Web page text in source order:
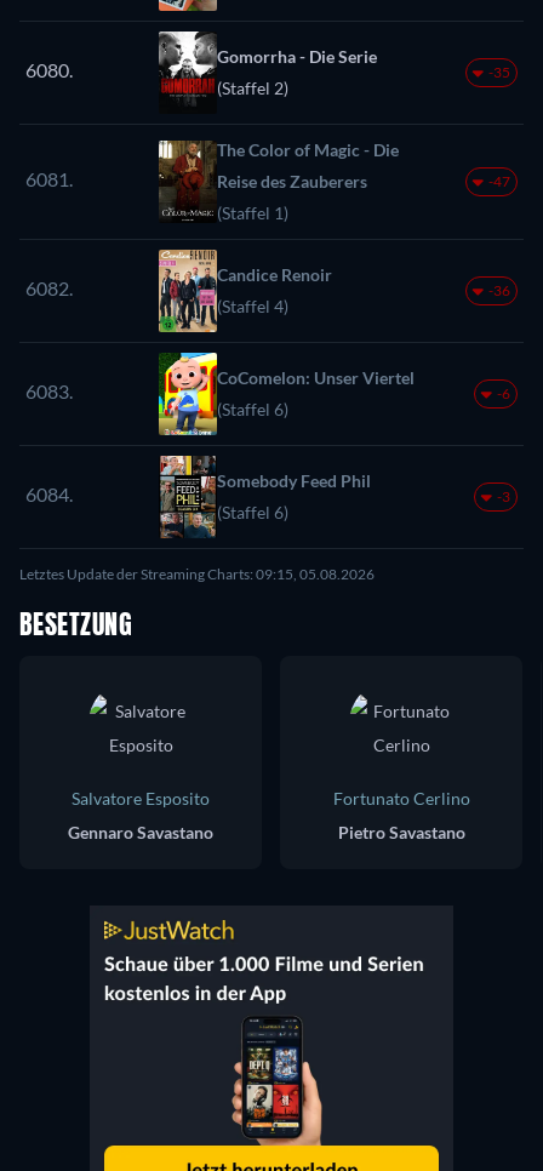
6080.
Gomorrha - Die Serie
(Staffel 2)
-35
6081.
The Color of Magic - Die
Reise des Zauberers
(Staffel 1)
-47
6082.
Candice Renoir
(Staffel 4)
-36
6083.
CoComelon: Unser Viertel
(Staffel 6)
-6
6084.
Somebody Feed Phil
(Staffel 6)
-3
Letztes Update der Streaming Charts: 09:15, 05.08.2026
BESETZUNG
Salvatore Esposito
Gennaro Savastano
Fortunato Cerlino
Pietro Savastano